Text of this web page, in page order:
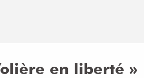
en liberté »